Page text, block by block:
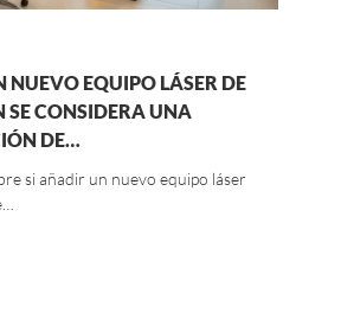
NUEVO EQUIPO LÁSER DE
SE CONSIDERA UNA
DE…
si añadir un nuevo equipo láser